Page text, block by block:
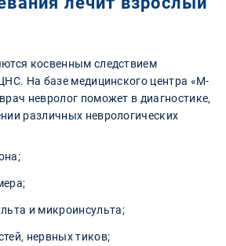
косвенным следствием
На базе медицинского центра «М-
невролог поможет в диагностике,
различных неврологических
и микроинсульта;
нервных тиков;